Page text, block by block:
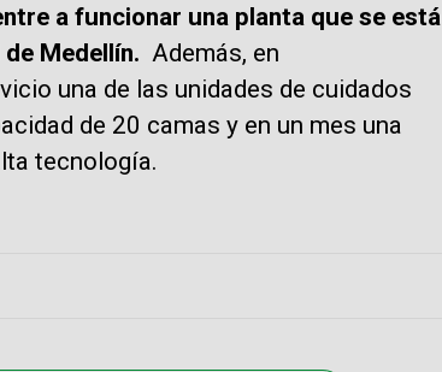
a funcionar una planta que se está
Medellín. Además, en
una de las unidades de cuidados
de 20 camas y en un mes una
tecnología.